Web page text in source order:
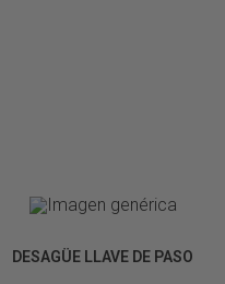
DESAGÜE LLAVE DE PASO